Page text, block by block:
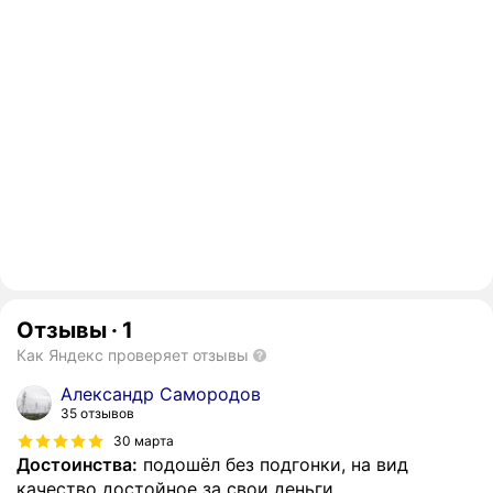
Отзывы · 1
Как Яндекс проверяет отзывы
Александр Самородов
35 отзывов
30 марта
Достоинства: подошёл без подгонки, на вид